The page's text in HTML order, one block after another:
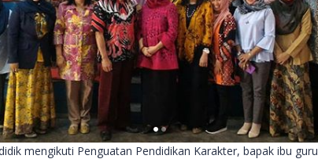
mengikuti Penguatan Pendidikan Karakter, bapak ibu guru